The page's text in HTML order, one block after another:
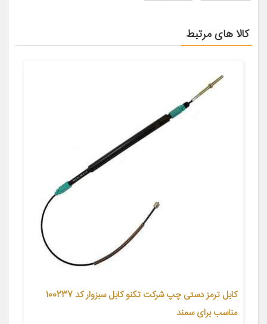
کالا های مرتبط
کابل ترمز دستی چپ شرکت تکنو کابل سبزوار کد 100237
مناسب برای سمند